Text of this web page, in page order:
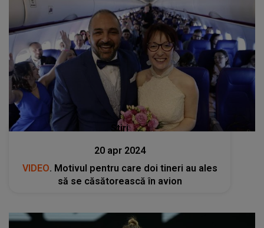
Stiri
20 apr 2024
VIDEO. Motivul pentru care doi tineri au ales
să se căsătorească în avion